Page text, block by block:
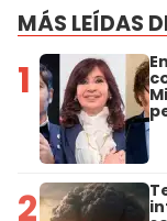
MÁS LEÍDAS
1
2